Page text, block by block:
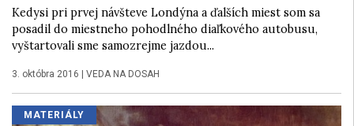
Kedysi pri prvej návšteve Londýna a ďalších miest som sa
posadil do miestneho pohodlného diaľkového autobusu,
vyštartovali sme samozrejme jazdou...
3. októbra 2016 | VEDA NA DOSAH
MATERIÁLY